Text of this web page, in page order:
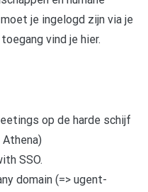
je ingelogd zijn via je
vind je hier.
op de harde schijf
SSO.
domain (=> ugent-